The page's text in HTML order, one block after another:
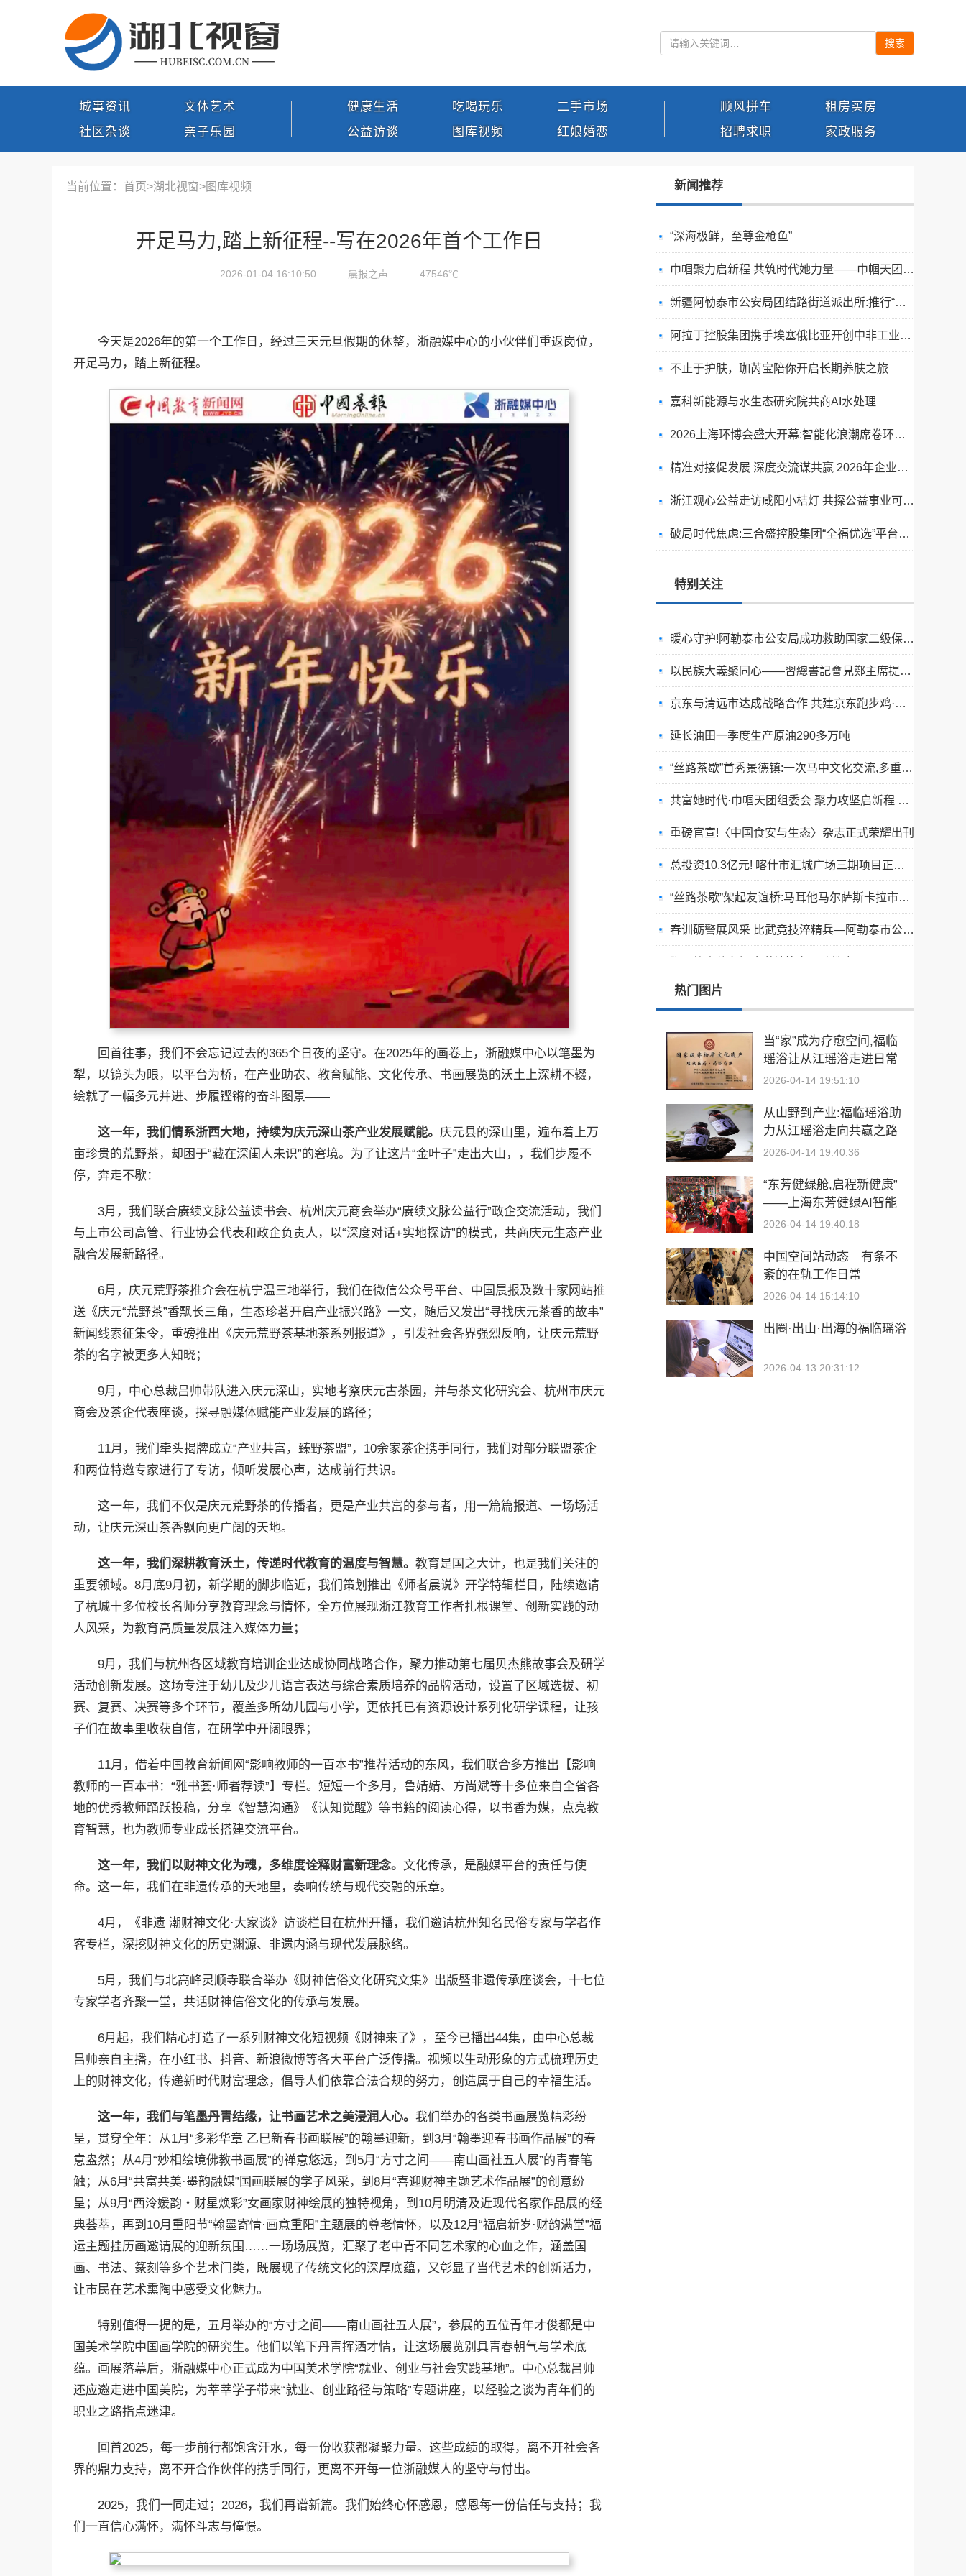
搜索
城事资讯
社区杂谈
文体艺术
亲子乐园
健康生活
公益访谈
吃喝玩乐
图库视频
二手市场
红娘婚恋
顺风拼车
招聘求职
租房买房
家政服务
当前位置：首页>湖北视窗>图库视频
开足马力,踏上新征程--写在2026年首个工作日
2026-01-04 16:10:50 晨报之声 47546℃
今天是2026年的第一个工作日，经过三天元旦假期的休整，浙融媒中心的小伙伴们重返岗位，
开足马力，踏上新征程。
回首往事，我们不会忘记过去的365个日夜的坚守。在2025年的画卷上，浙融媒中心以笔墨为
犁，以镜头为眼，以平台为桥，在产业助农、教育赋能、文化传承、书画展览的沃土上深耕不辍，
绘就了一幅多元并进、步履铿锵的奋斗图景——
这一年，我们情系浙西大地，持续为庆元深山茶产业发展赋能。 庆元县的深山里，遍布着上万
亩珍贵的荒野茶，却困于“藏在深闺人未识”的窘境。为了让这片“金叶子”走出大山，，我们步履不
停，奔走不歇：
3月，我们联合赓续文脉公益读书会、杭州庆元商会举办“赓续文脉公益行”政企交流活动，我们
与上市公司高管、行业协会代表和政企负责人，以“深度对话+实地探访”的模式，共商庆元生态产业
融合发展新路径。
6月，庆元荒野茶推介会在杭宁温三地举行，我们在微信公众号平台、中国晨报及数十家网站推
送《庆元“荒野茶”香飘长三角，生态珍茗开启产业振兴路》一文，随后又发出“寻找庆元茶香的故事”
新闻线索征集令，重磅推出《庆元荒野茶基地茶系列报道》，引发社会各界强烈反响，让庆元荒野
茶的名字被更多人知晓；
9月，中心总裁吕帅带队进入庆元深山，实地考察庆元古茶园，并与茶文化研究会、杭州市庆元
商会及茶企代表座谈，探寻融媒体赋能产业发展的路径；
11月，我们牵头揭牌成立“产业共富，臻野茶盟”，10余家茶企携手同行，我们对部分联盟茶企
和两位特邀专家进行了专访，倾听发展心声，达成前行共识。
这一年，我们不仅是庆元荒野茶的传播者，更是产业共富的参与者，用一篇篇报道、一场场活
动，让庆元深山茶香飘向更广阔的天地。
这一年，我们深耕教育沃土，传递时代教育的温度与智慧。 教育是国之大计，也是我们关注的
重要领域。8月底9月初，新学期的脚步临近，我们策划推出《师者晨说》开学特辑栏目，陆续邀请
了杭城十多位校长名师分享教育理念与情怀，全方位展现浙江教育工作者扎根课堂、创新实践的动
人风采，为教育高质量发展注入媒体力量；
9月，我们与杭州各区域教育培训企业达成协同战略合作，聚力推动第七届贝杰熊故事会及研学
活动创新发展。这场专注于幼儿及少儿语言表达与综合素质培养的品牌活动，设置了区域选拔、初
赛、复赛、决赛等多个环节，覆盖多所幼儿园与小学，更依托已有资源设计系列化研学课程，让孩
子们在故事里收获自信，在研学中开阔眼界；
11月，借着中国教育新闻网“影响教师的一百本书”推荐活动的东风，我们联合多方推出【影响
教师的一百本书：“雅书荟·师者荐读”】专栏。短短一个多月，鲁婧婧、方尚斌等十多位来自全省各
地的优秀教师踊跃投稿，分享《智慧沟通》《认知觉醒》等书籍的阅读心得，以书香为媒，点亮教
育智慧，也为教师专业成长搭建交流平台。
这一年，我们以财神文化为魂，多维度诠释财富新理念。 文化传承，是融媒平台的责任与使
命。这一年，我们在非遗传承的天地里，奏响传统与现代交融的乐章。
4月，《非遗 潮财神文化·大家谈》访谈栏目在杭州开播，我们邀请杭州知名民俗专家与学者作
客专栏，深挖财神文化的历史渊源、非遗内涵与现代发展脉络。
5月，我们与北高峰灵顺寺联合举办《财神信俗文化研究文集》出版暨非遗传承座谈会，十七位
专家学者齐聚一堂，共话财神信俗文化的传承与发展。
6月起，我们精心打造了一系列财神文化短视频《财神来了》，至今已播出44集，由中心总裁
吕帅亲自主播，在小红书、抖音、新浪微博等各大平台广泛传播。视频以生动形象的方式梳理历史
上的财神文化，传递新时代财富理念，倡导人们依靠合法合规的努力，创造属于自己的幸福生活。
这一年，我们与笔墨丹青结缘，让书画艺术之美浸润人心。 我们举办的各类书画展览精彩纷
呈，贯穿全年：从1月“多彩华章 乙巳新春书画联展”的翰墨迎新，到3月“翰墨迎春书画作品展”的春
意盎然；从4月“妙相绘境佛教书画展”的禅意悠远，到5月“方寸之间——南山画社五人展”的青春笔
触；从6月“共富共美·墨韵融媒”国画联展的学子风采，到8月“喜迎财神主题艺术作品展”的创意纷
呈；从9月“西泠媛韵・财星焕彩”女画家财神绘展的独特视角，到10月明清及近现代名家作品展的经
典荟萃，再到10月重阳节“翰墨寄情·画意重阳”主题展的尊老情怀，以及12月“福启新岁·财韵满堂”福
运主题挂历画邀请展的迎新氛围……一场场展览，汇聚了老中青不同艺术家的心血之作，涵盖国
画、书法、篆刻等多个艺术门类，既展现了传统文化的深厚底蕴，又彰显了当代艺术的创新活力，
让市民在艺术熏陶中感受文化魅力。
特别值得一提的是，五月举办的“方寸之间——南山画社五人展”，参展的五位青年才俊都是中
国美术学院中国画学院的研究生。他们以笔下丹青挥洒才情，让这场展览别具青春朝气与学术底
蕴。画展落幕后，浙融媒中心正式成为中国美术学院“就业、创业与社会实践基地”。中心总裁吕帅
还应邀走进中国美院，为莘莘学子带来“就业、创业路径与策略”专题讲座，以经验之谈为青年们的
职业之路指点迷津。
回首2025，每一步前行都饱含汗水，每一份收获都凝聚力量。这些成绩的取得，离不开社会各
界的鼎力支持，离不开合作伙伴的携手同行，更离不开每一位浙融媒人的坚守与付出。
2025，我们一同走过；2026，我们再谱新篇。我们始终心怀感恩，感恩每一份信任与支持；我
们一直信心满怀，满怀斗志与憧憬。
新闻推荐
“深海极鲜，至尊金枪鱼”
巾帼聚力启新程 共筑时代她力量——巾帼天团第四次组委会筹备会圆满举办
新疆阿勒泰市公安局团结路街道派出所:推行“五步”工作法 打造新时代“枫”景线
阿拉丁控股集团携手埃塞俄比亚开创中非工业农业合作新篇章
不止于护肤，珈芮宝陪你开启长期养肤之旅
嘉科新能源与水生态研究院共商AI水处理
2026上海环博会盛大开幕:智能化浪潮席卷环保产业
精准对接促发展 深度交流谋共赢 2026年企业投融资交流活动第二期圆满举行
浙江观心公益走访咸阳小桔灯 共探公益事业可持续发展新路径
破局时代焦虑:三合盛控股集团“全福优选”平台正式启航
特别关注
绿动珠城 向淮而生 ——安徽淮海园林绿化工程有限公司发展纪实
深学细悟四点重要讲话精神 以实干推动两岸融合发展
叙宗情 促交流 谋发展——上海朱氏宗亲会走进上海晨烨家具有限公司
暖心守护!阿勒泰市公安局成功救助国家二级保护动物黑鸢
以民族大義聚同心——習總書記會見鄭主席提出兩岸關系四點重要意見
京东与清远市达成战略合作 共建京东跑步鸡·清远鸡标准体系
延长油田一季度生产原油290多万吨
共富她时代·巾帼天团组委会 聚力攻坚启新程 星火燎原耀全国
重磅官宣!〈中国食安与生态〉杂志正式荣耀出刊
总投资10.3亿元! 喀什市汇城广场三期项目正式开工
张雪峰事件和慢病逆转抗衰运动健康
從“建國方略”到“十五五”的偉大跨越 獻給孫中山誕辰160周年暨鄭麗文訪陸
热门图片
当“家”成为疗愈空间,福临
瑶浴让从江瑶浴走进日常
生活
2026-04-14 19:51:10
从山野到产业:福临瑶浴助
力从江瑶浴走向共赢之路
2026-04-14 19:40:36
“东芳健绿舱,启程新健康”
——上海东芳健绿AI智能
养身舱品牌发布会圆满成
2026-04-14 19:40:18
中国空间站动态｜有条不
紊的在轨工作日常
2026-04-14 15:14:10
出圈·出山·出海的福临瑶浴
2026-04-13 20:31:12